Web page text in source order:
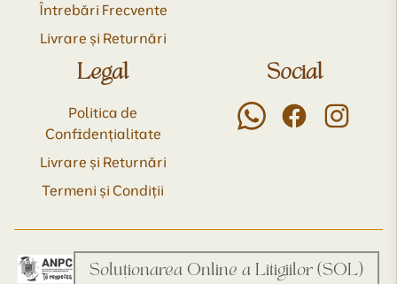
Întrebări Frecvente
Livrare și Returnări
Legal
Politica de
Confidențialitate
Livrare și Returnări
Termeni și Condiții
Social
Soluționarea Online a Litigiilor (SOL)